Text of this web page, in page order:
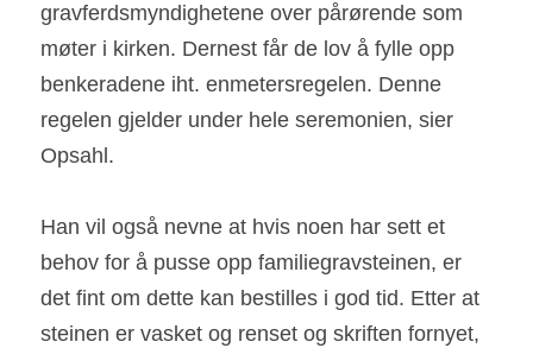
gravferdsmyndighetene over pårørende som
møter i kirken. Dernest får de lov å fylle opp
benkeradene iht. enmetersregelen. Denne
regelen gjelder under hele seremonien, sier
Opsahl.
Han vil også nevne at hvis noen har sett et
behov for å pusse opp familiegravsteinen, er
det fint om dette kan bestilles i god tid. Etter at
steinen er vasket og renset og skriften fornyet,